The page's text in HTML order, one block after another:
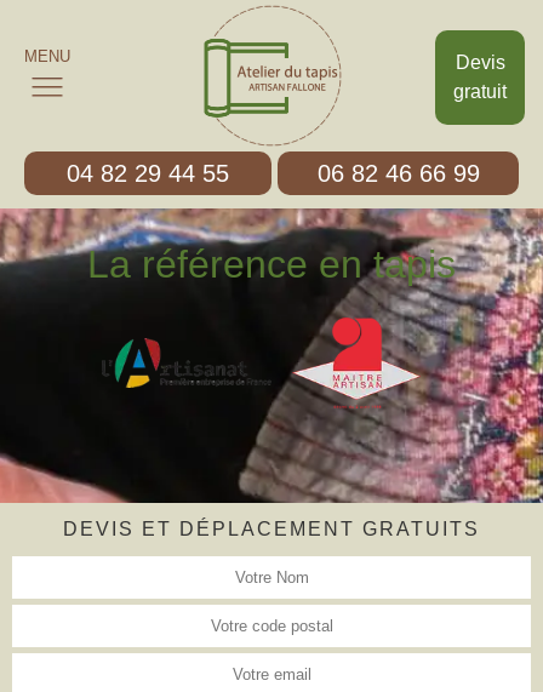
Devis
gratuit
MENU
04 82 29 44 55 06 82 46 66 99
La référence en tapis
DEVIS ET DÉPLACEMENT GRATUITS